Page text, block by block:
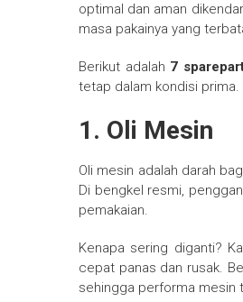
optimal dan aman
masa pakainya yang
Berikut adalah 7
tetap dalam kondisi prima.
1. Oli Mesin
Oli mesin adalah darah
Di bengkel resmi,
pemakaian.
Kenapa sering diganti?
cepat panas dan rusak.
sehingga performa mesin